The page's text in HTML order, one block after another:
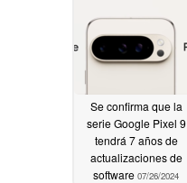
Se confirma que la
serie Google Pixel 9
tendrá 7 años de
actualizaciones de
software 07/26/2024